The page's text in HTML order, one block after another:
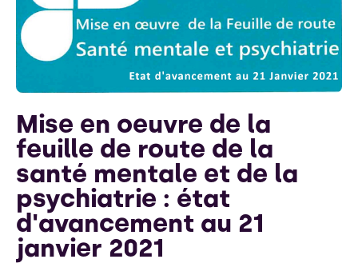
Mise en oeuvre de la
feuille de route de la
santé mentale et de la
psychiatrie : état
d'avancement au 21
janvier 2021